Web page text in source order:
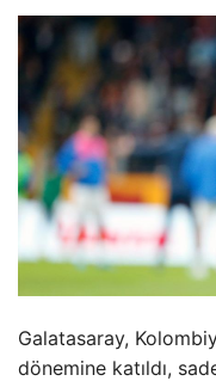
Galatasaray,
dönemine katıldı,